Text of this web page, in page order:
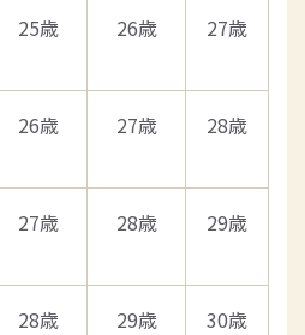
25歳 26歳 27歳
26歳 27歳 28歳
27歳 28歳 29歳
28歳 29歳 30歳